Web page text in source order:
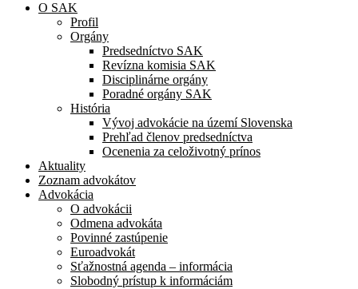
O SAK
Profil
Orgány
Predsedníctvo SAK
Revízna komisia SAK
Disciplinárne orgány
Poradné orgány SAK
História
Vývoj advokácie na území Slovenska
Prehľad členov predsedníctva
Ocenenia za celoživotný prínos
Aktuality
Zoznam advokátov
Advokácia
O advokácii
Odmena advokáta
Povinné zastúpenie
Euroadvokát
Sťažnostná agenda – informácia
Slobodný prístup k informáciám